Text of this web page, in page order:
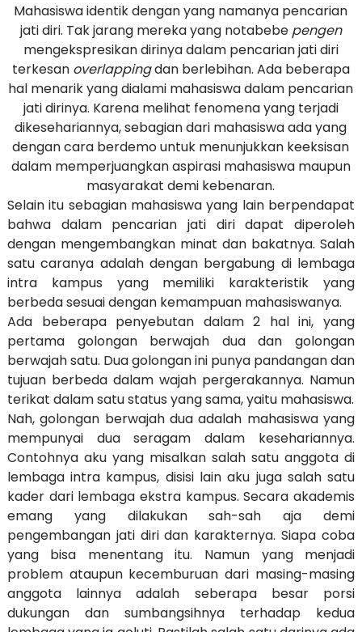
Mahasiswa identik dengan yang namanya pencarian
jati diri. Tak jarang mereka yang notabebe pengen
mengekspresikan dirinya dalam pencarian jati diri
terkesan overlappingdan berlebihan. Ada beberapa
hal menarik yang dialami mahasiswa dalam pencarian
jati dirinya. Karena melihat fenomena yang terjadi
dikesehariannya, sebagian dari mahasiswa ada yang
dengan cara berdemo untuk menunjukkan keeksisan
dalam memperjuangkan aspirasi mahasiswa maupun
masyarakat demi kebenaran.
Selain itu sebagian mahasiswa yang lain berpendapat
bahwa dalam pencarian jati diri dapat diperoleh
dengan mengembangkan minat dan bakatnya. Salah
satu caranya adalah dengan bergabung di lembaga
intra kampus yang memiliki karakteristik yang
berbeda sesuai dengan kemampuan mahasiswanya.
Ada beberapa penyebutan dalam 2 hal ini, yang
pertama golongan berwajah dua dan golongan
berwajah satu. Dua golongan ini punya pandangan dan
tujuan berbeda dalam wajah pergerakannya. Namun
terikat dalam satu status yang sama, yaitu mahasiswa.
Nah, golongan berwajah dua adalah mahasiswa yang
mempunyai dua seragam dalam kesehariannya.
Contohnya aku yang misalkan salah satu anggota di
lembaga intra kampus, disisi lain aku juga salah satu
kader dari lembaga ekstra kampus. Secara akademis
emang yang dilakukan sah-sah aja demi
pengembangan jati diri dan karakternya. Siapa coba
yang bisa menentang itu. Namun yang menjadi
problem ataupun kecemburuan dari masing-masing
anggota lainnya adalah seberapa besar porsi
dukungan dan sumbangsihnya terhadap kedua